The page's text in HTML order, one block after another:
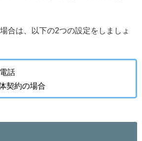
合は、以下の2つの設定をしましょ
話
契約の場合